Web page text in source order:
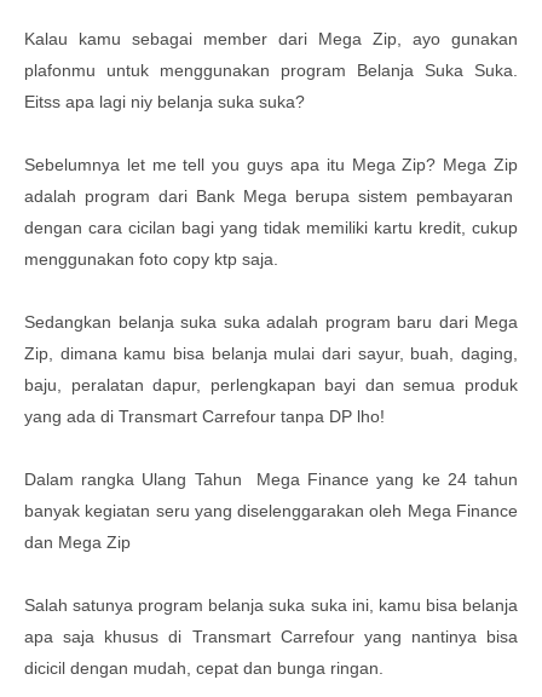
Kalau kamu sebagai member dari Mega Zip, ayo gunakan
plafonmu untuk menggunakan program Belanja Suka Suka.
Eitss apa lagi niy belanja suka suka?
Sebelumnya let me tell you guys apa itu Mega Zip? Mega Zip
adalah program dari Bank Mega berupa sistem pembayaran
dengan cara cicilan bagi yang tidak memiliki kartu kredit, cukup
menggunakan foto copy ktp saja.
Sedangkan belanja suka suka adalah program baru dari Mega
Zip, dimana kamu bisa belanja mulai dari sayur, buah, daging,
baju, peralatan dapur, perlengkapan bayi dan semua produk
yang ada di Transmart Carrefour tanpa DP lho!
Dalam rangka Ulang Tahun Mega Finance yang ke 24 tahun
banyak kegiatan seru yang diselenggarakan oleh Mega Finance
dan Mega Zip
Salah satunya program belanja suka suka ini, kamu bisa belanja
apa saja khusus di Transmart Carrefour yang nantinya bisa
dicicil dengan mudah, cepat dan bunga ringan.